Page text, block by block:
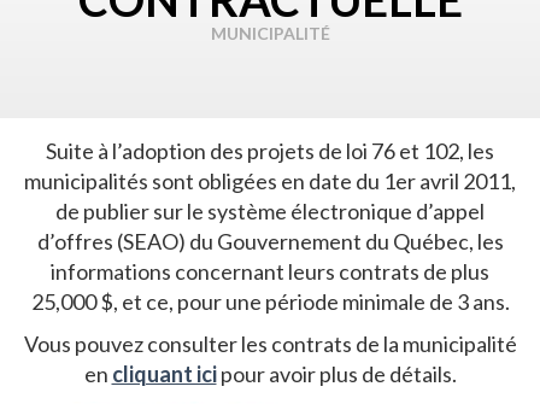
MUNICIPALITÉ
Suite à l’adoption des projets de loi 76 et 102, les
municipalités sont obligées en date du 1er avril 2011,
de publier sur le système électronique d’appel
d’offres (SEAO) du Gouvernement du Québec, les
informations concernant leurs contrats de plus
25,000 $, et ce, pour une période minimale de 3 ans.
Vous pouvez consulter les contrats de la municipalité
en cliquant ici pour avoir plus de détails.